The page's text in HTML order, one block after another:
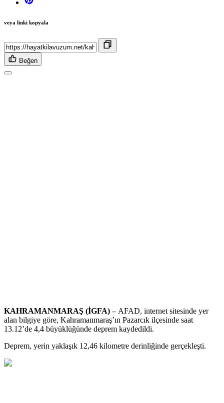
veya linki kopyala
Beğen
KAHRAMANMARAŞ (İGFA) – AFAD, internet sitesinde yer
alan bilgiye göre, Kahramanmaraş’ın Pazarcık ilçesinde saat
13.12’de 4,4 büyüklüğünde deprem kaydedildi.
Deprem, yerin yaklaşık 12,46 kilometre derinliğinde gerçekleşti.